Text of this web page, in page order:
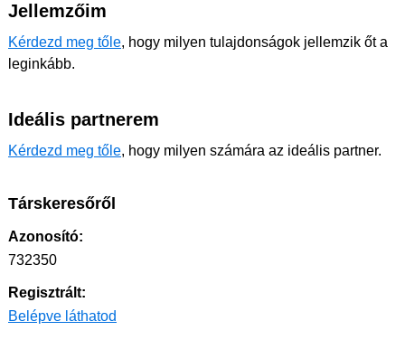
Jellemzőim
Kérdezd meg tőle, hogy milyen tulajdonságok jellemzik őt a
leginkább.
Ideális partnerem
Kérdezd meg tőle, hogy milyen számára az ideális partner.
Társkeresőről
Azonosító:
732350
Regisztrált:
Belépve láthatod